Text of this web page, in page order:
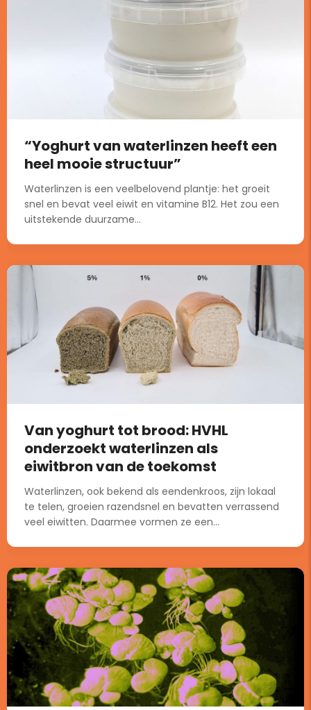
“Yoghurt van waterlinzen heeft een
heel mooie structuur”
Waterlinzen is een veelbelovend plantje: het groeit
snel en bevat veel eiwit en vitamine B12. Het zou een
uitstekende duurzame...
Van yoghurt tot brood: HVHL
onderzoekt waterlinzen als
eiwitbron van de toekomst
Waterlinzen, ook bekend als eendenkroos, zijn lokaal
te telen, groeien razendsnel en bevatten verrassend
veel eiwitten. Daarmee vormen ze een...